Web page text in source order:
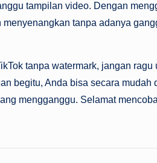
tampilan video. Dengan
tanpa adanya
tanpa watermark, jangan
begitu, Anda bisa secara mudah
mengganggu. Selamat